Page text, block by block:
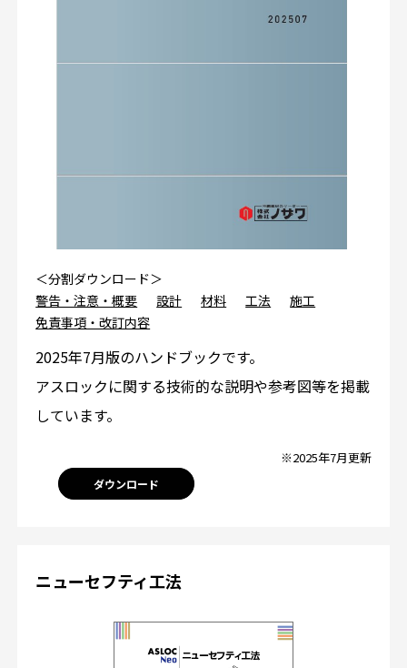
＜分割ダウンロード＞
警告・注意・概要
設計 材料 工法
施工
免責事項・改訂内容
2025年7月版のハンドブックです。
アスロックに関する技術的な説明や参考図等を掲載
しています。
※2025年7月更新
ダウンロード
ニューセフティ工法